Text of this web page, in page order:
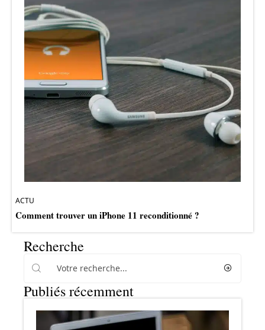
ACTU
Comment trouver un iPhone 11 reconditionné ?
Recherche
Publiés récemment